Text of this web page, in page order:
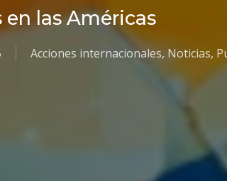
en las Américas
Acciones internacionales,Noticias,